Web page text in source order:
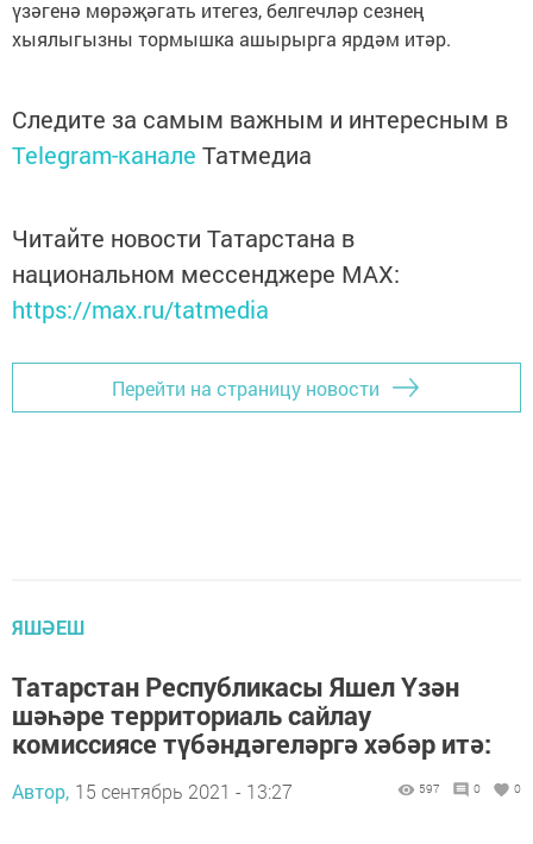
үзәгенә мөрәҗәгать итегез, белгечләр сезнең
хыялыгызны тормышка ашырырга ярдәм итәр.
Следите за самым важным и интересным в
Telegram-канале Татмедиа
Читайте новости Татарстана в
национальном мессенджере MАХ:
https://max.ru/tatmedia
Перейти на страницу новости
ЯШӘЕШ
Татарстан Республикасы Яшел Үзән
шәһәре территориаль сайлау
комиссиясе түбәндәгеләргә хәбәр итә:
Автор, 15 сентябрь 2021 - 13:27 597 0 0